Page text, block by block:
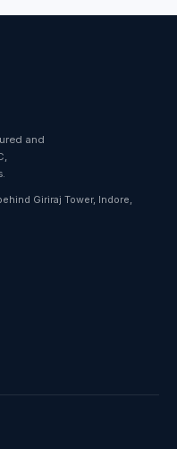
and
Giriraj Tower, Indore,